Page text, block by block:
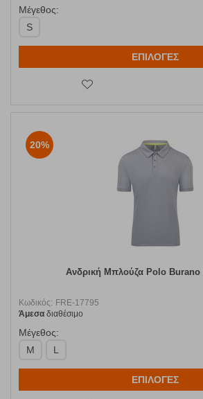
Μέγεθος:
S
ΕΠΙΛΟΓΕΣ
20%
Ανδρική Μπλούζα Polo Burano
Κωδικός: FRE-17795
Άμεσα διαθέσιμο
Μέγεθος:
M
L
ΕΠΙΛΟΓΕΣ